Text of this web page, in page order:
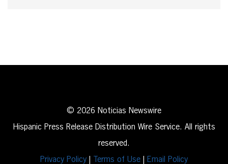
© 2026 Noticias Newswire
Hispanic Press Release Distribution Wire Service. All rights
reserved.
Privacy Policy
Terms of Use Email Policy